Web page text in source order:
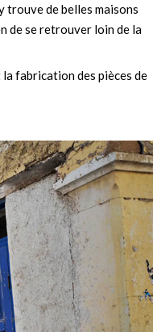
trouve de belles maisons
de se retrouver loin de la
fabrication des pièces de